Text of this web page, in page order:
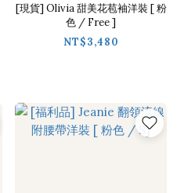
[現貨] Olivia 甜美花苞袖洋裝 [ 粉
色 / Free ]
NT$3,480